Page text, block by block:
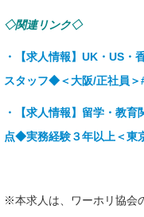
◇関連リンク◇
・【求人情報】UK・US
スタッフ◆＜大阪/正社員＞
・【求人情報】留学・教
点◆実務経験３年以上＜東
※本求人は、ワーホリ協会